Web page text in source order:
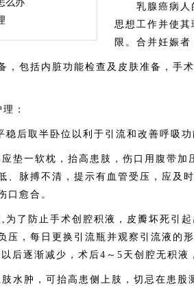
么办
乳腺癌病人的
思想工作并使
限。合并妊娠
包括内脏功能检查及皮肤准备，手术
：
取半卧位以利于引流和改善呼吸功
一软枕，抬高患肢，伤口用腹带加
、脉搏不清，提示有血管受压，应及
口愈合。
防止手术创腔积液，皮瓣坏死引起
压，每日更换引流瓶并观察引流液的
后逐渐减少，术后4～5天创腔无积液
肿，可抬高患侧上肢，切忌在患股